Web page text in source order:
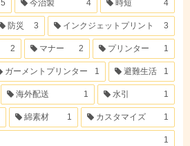
5 今治製 4 時短 4
防災 3 インクジェットプリント 3
2 マナー 2 プリンター 1
ガーメントプリンター 1 避難生活 1
海外配送 1 水引 1
綿素材 1 カスタマイズ 1
1